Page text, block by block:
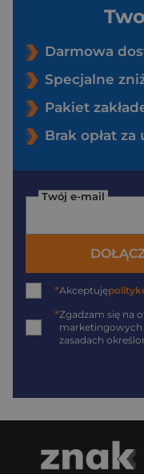
Darmowa
Specjalne
Pakiet
Brak opłat
Twój e-mail
*Akceptuję
*Zgadzam się na
marketingowych
zasadach